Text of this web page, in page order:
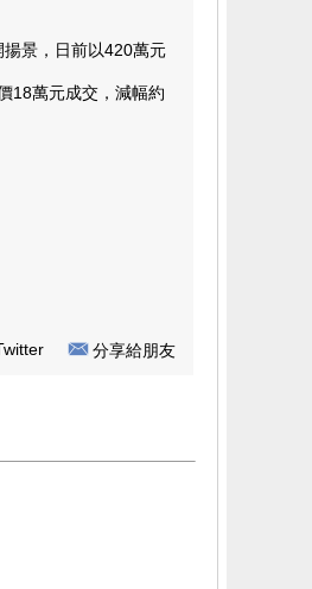
景，日前以420萬元
18萬元成交，減幅約
分享給朋友